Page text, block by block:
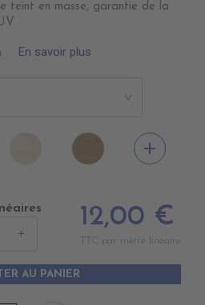
teint en masse, garantie de la
En savoir plus
>
DD4030
CANVAS
DD4040
BEIGE
add
+
12,00 €
TTC par mètre linéaire
AU PANIER